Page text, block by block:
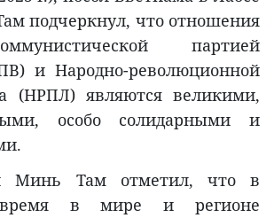
подчеркнул, что отношения
партией
и Народно-революционной
(НРПЛ) являются великими,
особо солидарными и
Минь Там отметил, что в
время в мире и регионе